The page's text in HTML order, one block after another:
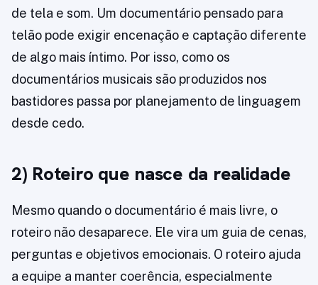
de tela e som. Um documentário pensado para
telão pode exigir encenação e captação diferente
de algo mais íntimo. Por isso, como os
documentários musicais são produzidos nos
bastidores passa por planejamento de linguagem
desde cedo.
2) Roteiro que nasce da realidade
Mesmo quando o documentário é mais livre, o
roteiro não desaparece. Ele vira um guia de cenas,
perguntas e objetivos emocionais. O roteiro ajuda
a equipe a manter coerência, especialmente